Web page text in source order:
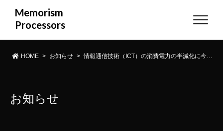
Memorism
Processors
HOME > お知らせ > 情報通信技術（ICT）の消費電力の半減化に今すぐ取り組みませんか！
お知らせ